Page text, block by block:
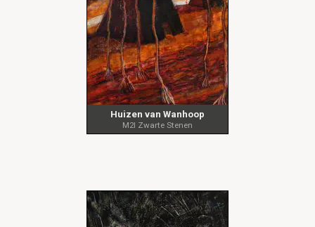
Huizen van Wanhoop
M2I Zwarte Stenen